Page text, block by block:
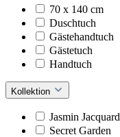
70 x 140 cm
Duschtuch
Gästehandtuch
Gästetuch
Handtuch
Kollektion
Jasmin Jacquard
Secret Garden